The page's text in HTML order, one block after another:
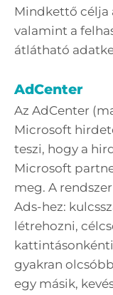
Mindkettő célja
valamint a
átlátható
AdCenter
Az AdCenter
Microsoft
teszi, hogy a
Microsoft
meg. A
Ads-hez:
létrehozni,
gyakran
egy másik,